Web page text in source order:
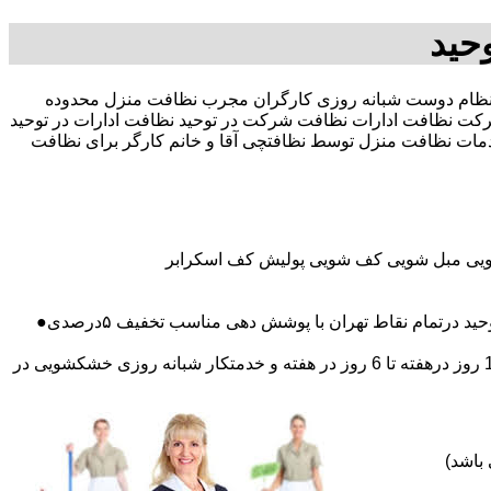
بیمه رایگان 09196351909-آقای نظام دوست شبانه روزی کارگران مجرب نظافت منزل محدوده
نظافت ادارات نظافت شرکت در توحید نظافت ادارات در توحید
نظافت منزل توسط نظافتچی آقا و خانم کارگر برای نظافت
مبل شویی کف شویی پولیش کف اسکرابر
نقاط تهران با پوشش دهی مناسب تخفیف ۵درصدی●
اعزام نظافتچی روزمزد و مهمان دار به تمام نقاط و در سراسر تهران (حرفه ای و آموزش دیده )اعزام خدمتکار ثابت روزانه (خانم)از 1 روز درهفته تا 6 روز در هفته و خدمتکار شبانه روزی خشکشویی در
باشد)